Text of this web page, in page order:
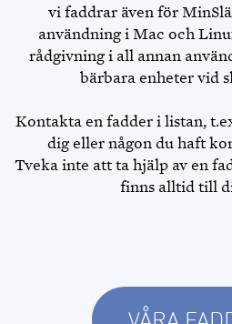
vi faddrar även för
användning i Mac och
rådgivning i all annan
bärbara enheter vid
Kontakta en fadder i listan,
dig eller någon du haft
Tveka inte att ta hjälp av en
finns alltid till